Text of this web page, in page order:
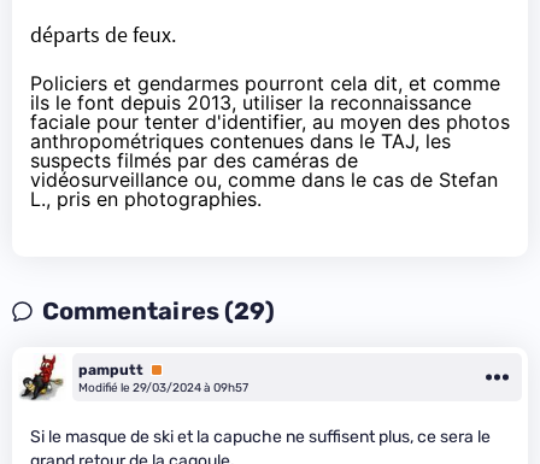
départs de feux.
Policiers et gendarmes pourront cela dit, et comme
ils le font depuis 2013, utiliser la reconnaissance
faciale pour tenter d'identifier, au moyen des photos
anthropométriques contenues dans le TAJ, les
suspects filmés par des caméras de
vidéosurveillance ou, comme dans le cas de Stefan
L., pris en photographies.
Commentaires (29)
pamputt Premium
Modifié le 29/03/2024 à 09h57
Si le masque de ski et la capuche ne suffisent plus, ce sera le